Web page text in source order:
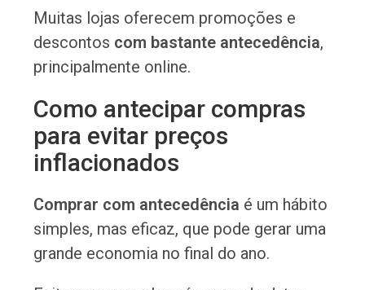
Muitas lojas oferecem promoções e
descontos com bastante antecedência,
principalmente online.
Como antecipar compras
para evitar preços
inflacionados
Comprar com antecedência é um hábito
simples, mas eficaz, que pode gerar uma
grande economia no final do ano.